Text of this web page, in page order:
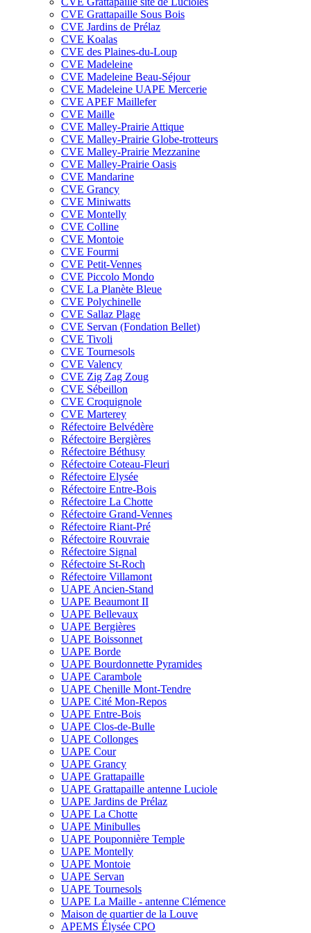
CVE Grattapaille Sous Bois
CVE Jardins de Prélaz
CVE Koalas
CVE des Plaines-du-Loup
CVE Madeleine
CVE Madeleine Beau-Séjour
CVE Madeleine UAPE Mercerie
CVE APEF Maillefer
CVE Maille
CVE Malley-Prairie Attique
CVE Malley-Prairie Globe-trotteurs
CVE Malley-Prairie Mezzanine
CVE Malley-Prairie Oasis
CVE Mandarine
CVE Grancy
CVE Miniwatts
CVE Montelly
CVE Colline
CVE Montoie
CVE Fourmi
CVE Petit-Vennes
CVE Piccolo Mondo
CVE La Planète Bleue
CVE Polychinelle
CVE Sallaz Plage
CVE Servan (Fondation Bellet)
CVE Tivoli
CVE Tournesols
CVE Valency
CVE Zig Zag Zoug
CVE Sébeillon
CVE Croquignole
CVE Marterey
Réfectoire Belvédère
Réfectoire Bergières
Réfectoire Béthusy
Réfectoire Coteau-Fleuri
Réfectoire Elysée
Réfectoire Entre-Bois
Réfectoire La Chotte
Réfectoire Grand-Vennes
Réfectoire Riant-Pré
Réfectoire Rouvraie
Réfectoire Signal
Réfectoire St-Roch
Réfectoire Villamont
UAPE Ancien-Stand
UAPE Beaumont II
UAPE Bellevaux
UAPE Bergières
UAPE Boissonnet
UAPE Borde
UAPE Bourdonnette Pyramides
UAPE Carambole
UAPE Chenille Mont-Tendre
UAPE Cité Mon-Repos
UAPE Entre-Bois
UAPE Clos-de-Bulle
UAPE Collonges
UAPE Cour
UAPE Grancy
UAPE Grattapaille
UAPE Grattapaille antenne Luciole
UAPE Jardins de Prélaz
UAPE La Chotte
UAPE Minibulles
UAPE Pouponnière Temple
UAPE Montelly
UAPE Montoie
UAPE Servan
UAPE Tournesols
UAPE La Maille - antenne Clémence
Maison de quartier de la Louve
APEMS Élysée CPO